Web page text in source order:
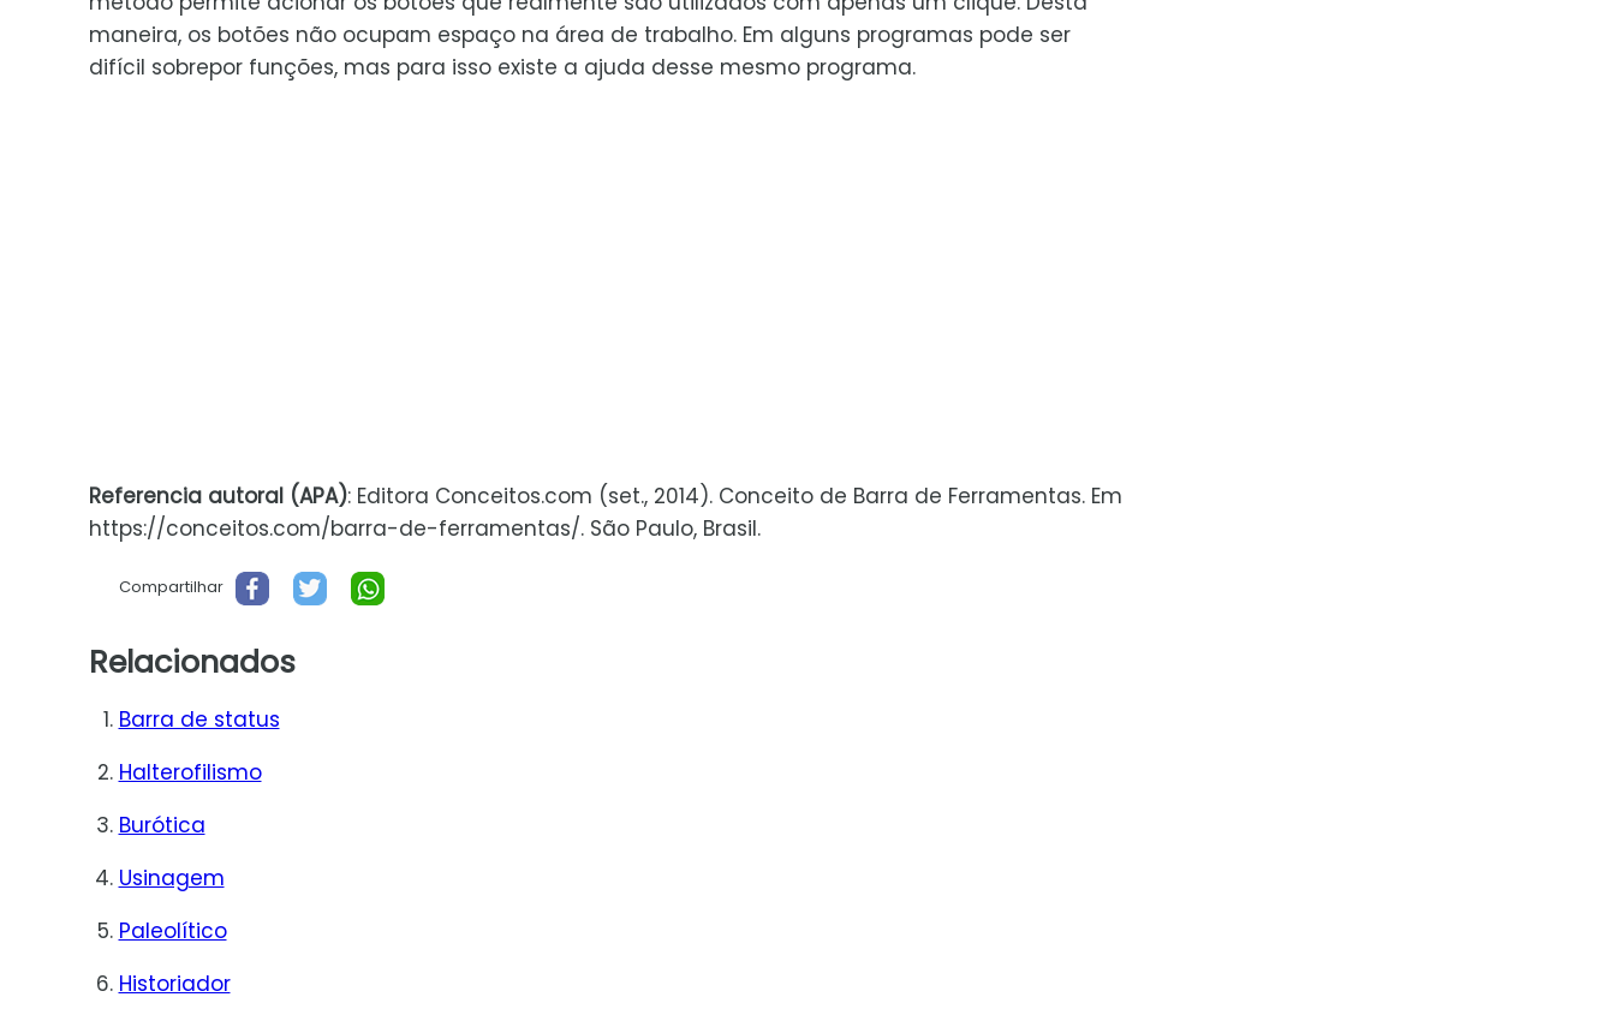
maneira, os botões não ocupam espaço na área de trabalho. Em alguns programas pode ser
difícil sobrepor funções, mas para isso existe a ajuda desse mesmo programa.
Referencia autoral (APA): Editora Conceitos.com (set., 2014). Conceito de Barra de Ferramentas. Em
https://conceitos.com/barra-de-ferramentas/. São Paulo, Brasil.
Compartilhar
Relacionados
Barra de status
Halterofilismo
Burótica
Usinagem
Paleolítico
Historiador